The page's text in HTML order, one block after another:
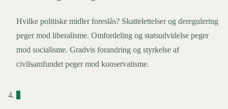
Hvilke politiske midler foreslås? Skattelettelser og deregulering
peger mod liberalisme. Omfordeling og statsudvidelse peger
mod socialisme. Gradvis forandring og styrkelse af
civilsamfundet peger mod konservatisme.
4